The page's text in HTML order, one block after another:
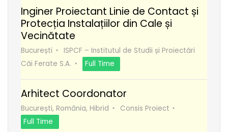
Inginer Proiectant Linie de Contact și
Protecția Instalațiilor din Cale și
Vecinătate
București
ISPCF – Institutul de Studii și Proiectări
Căi Ferate S.A.
Full Time
Arhitect Coordonator
București, România, Hibrid
Consis Proiect
Full Time